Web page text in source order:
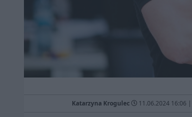
Katarzyna Krogulec 11.06.2024 16:06 |